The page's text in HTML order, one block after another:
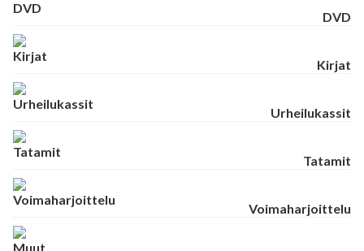
DVD
Kirjat
Urheilukassit
Tatamit
Voimaharjoittelu